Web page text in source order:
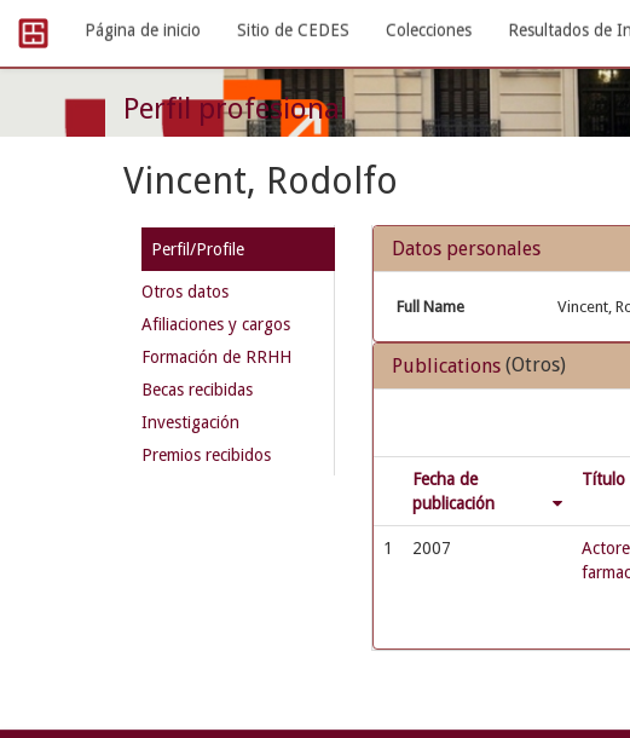
navigation
Página de inicio Sitio de CEDES Colecciones Resultados de
Perfil profesional
Vincent, Rodolfo
Perfil/Profile
Otros datos
Afiliaciones y cargos
Formación de RRHH
Becas recibidas
Investigación
Premios recibidos
Datos personales
Full Name Vincent,
Publications (Otros)
Fecha de
publicación
Título
1 2007